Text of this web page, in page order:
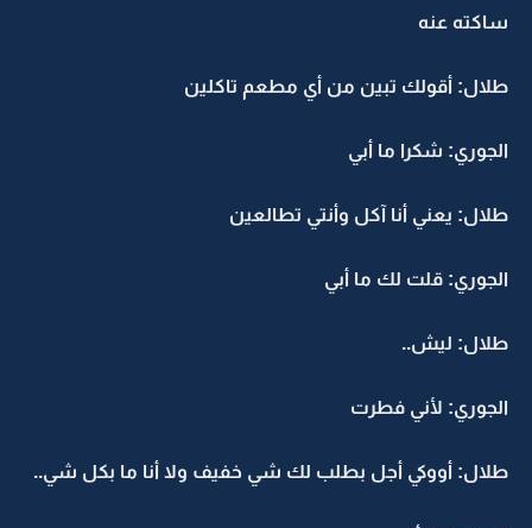
ساكته عنه
طلال: أقولك تبين من أي مطعم تاكلين
الجوري: شكرا ما أبي
طلال: يعني أنا آكل وأنتي تطالعين
الجوري: قلت لك ما أبي
طلال: ليش..
الجوري: لأني فطرت
طلال: أووكي أجل بطلب لك شي خفيف ولا أنا ما بكل شي..